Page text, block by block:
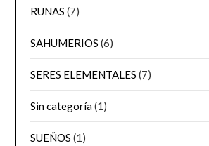
RUNAS (7)
SAHUMERIOS (6)
SERES ELEMENTALES (7)
Sin categoría(1)
SUEÑOS (1)